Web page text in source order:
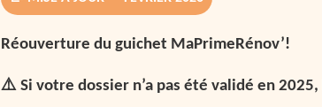
Réouverture du guichet MaPrimeRénov’!
⚠️ Si votre dossier n’a pas été validé en